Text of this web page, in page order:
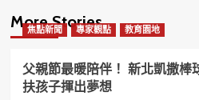
More Stories
焦點新聞 專家觀點 教育園地
父親節最暖陪伴！ 新北凱撒
扶孩子揮出夢想